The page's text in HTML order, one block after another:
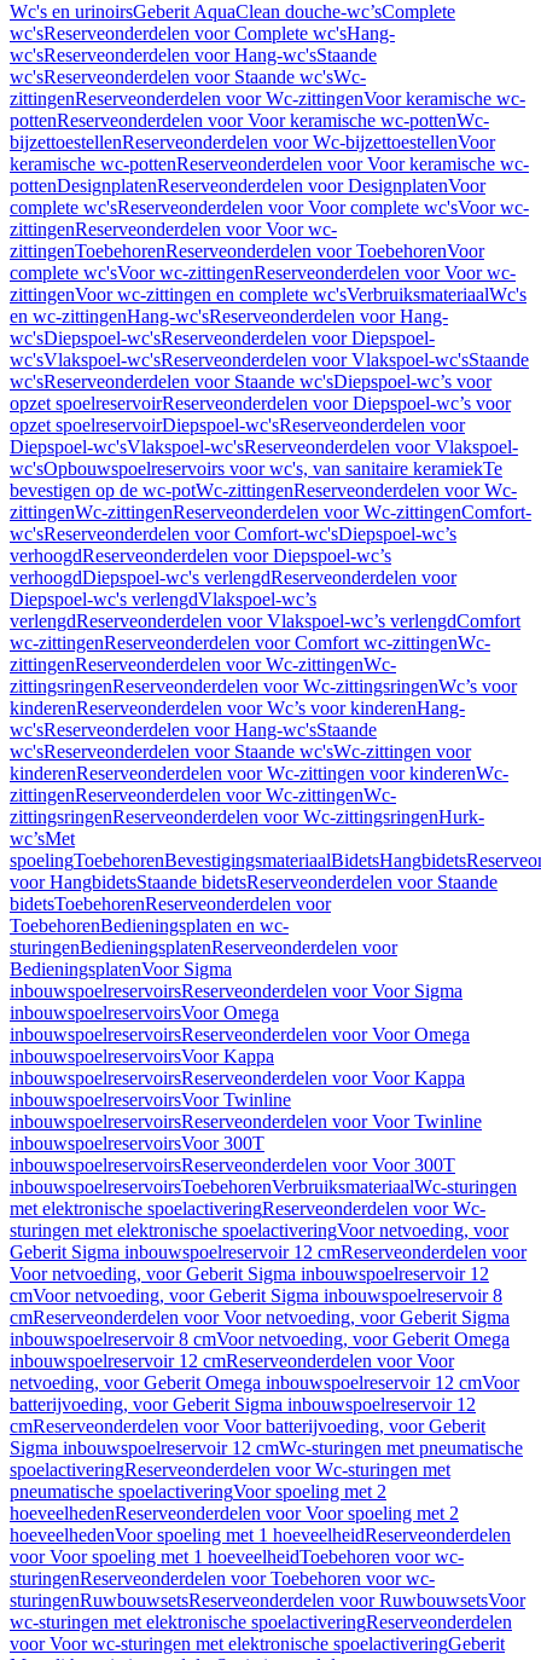
Wc's en urinoirsGeberit AquaClean douche-wc’sComplete
wc'sReserveonderdelen voor Complete wc'sHang-
wc'sReserveonderdelen voor Hang-wc'sStaande
wc'sReserveonderdelen voor Staande wc'sWc-
zittingenReserveonderdelen voor Wc-zittingenVoor keramische wc-
pottenReserveonderdelen voor Voor keramische wc-pottenWc-
bijzettoestellenReserveonderdelen voor Wc-bijzettoestellenVoor
keramische wc-pottenReserveonderdelen voor Voor keramische wc-
pottenDesignplatenReserveonderdelen voor DesignplatenVoor
complete wc'sReserveonderdelen voor Voor complete wc'sVoor wc-
zittingenReserveonderdelen voor Voor wc-
zittingenToebehorenReserveonderdelen voor ToebehorenVoor
complete wc'sVoor wc-zittingenReserveonderdelen voor Voor wc-
zittingenVoor wc-zittingen en complete wc'sVerbruiksmateriaalWc's
en wc-zittingenHang-wc'sReserveonderdelen voor Hang-
wc'sDiepspoel-wc'sReserveonderdelen voor Diepspoel-
wc'sVlakspoel-wc'sReserveonderdelen voor Vlakspoel-wc'sStaande
wc'sReserveonderdelen voor Staande wc'sDiepspoel-wc’s voor
opzet spoelreservoirReserveonderdelen voor Diepspoel-wc’s voor
opzet spoelreservoirDiepspoel-wc'sReserveonderdelen voor
Diepspoel-wc'sVlakspoel-wc'sReserveonderdelen voor Vlakspoel-
wc'sOpbouwspoelreservoirs voor wc's, van sanitaire keramiekTe
bevestigen op de wc-potWc-zittingenReserveonderdelen voor Wc-
zittingenWc-zittingenReserveonderdelen voor Wc-zittingenComfort-
wc'sReserveonderdelen voor Comfort-wc'sDiepspoel-wc’s
verhoogdReserveonderdelen voor Diepspoel-wc’s
verhoogdDiepspoel-wc's verlengdReserveonderdelen voor
Diepspoel-wc's verlengdVlakspoel-wc’s
verlengdReserveonderdelen voor Vlakspoel-wc’s verlengdComfort
wc-zittingenReserveonderdelen voor Comfort wc-zittingenWc-
zittingenReserveonderdelen voor Wc-zittingenWc-
zittingsringenReserveonderdelen voor Wc-zittingsringenWc’s voor
kinderenReserveonderdelen voor Wc’s voor kinderenHang-
wc'sReserveonderdelen voor Hang-wc'sStaande
wc'sReserveonderdelen voor Staande wc'sWc-zittingen voor
kinderenReserveonderdelen voor Wc-zittingen voor kinderenWc-
zittingenReserveonderdelen voor Wc-zittingenWc-
zittingsringenReserveonderdelen voor Wc-zittingsringenHurk-
wc’sMet
spoelingToebehorenBevestigingsmateriaalBidetsHangbidets
voor HangbidetsStaande bidetsReserveonderdelen voor Staande
bidetsToebehorenReserveonderdelen voor
ToebehorenBedieningsplaten en wc-
sturingenBedieningsplatenReserveonderdelen voor
BedieningsplatenVoor Sigma
inbouwspoelreservoirsReserveonderdelen voor Voor Sigma
inbouwspoelreservoirsVoor Omega
inbouwspoelreservoirsReserveonderdelen voor Voor Omega
inbouwspoelreservoirsVoor Kappa
inbouwspoelreservoirsReserveonderdelen voor Voor Kappa
inbouwspoelreservoirsVoor Twinline
inbouwspoelreservoirsReserveonderdelen voor Voor Twinline
inbouwspoelreservoirsVoor 300T
inbouwspoelreservoirsReserveonderdelen voor Voor 300T
inbouwspoelreservoirsToebehorenVerbruiksmateriaalWc-sturingen
met elektronische spoelactiveringReserveonderdelen voor Wc-
sturingen met elektronische spoelactiveringVoor netvoeding, voor
Geberit Sigma inbouwspoelreservoir 12 cmReserveonderdelen voor
Voor netvoeding, voor Geberit Sigma inbouwspoelreservoir 12
cmVoor netvoeding, voor Geberit Sigma inbouwspoelreservoir 8
cmReserveonderdelen voor Voor netvoeding, voor Geberit Sigma
inbouwspoelreservoir 8 cmVoor netvoeding, voor Geberit Omega
inbouwspoelreservoir 12 cmReserveonderdelen voor Voor
netvoeding, voor Geberit Omega inbouwspoelreservoir 12 cmVoor
batterijvoeding, voor Geberit Sigma inbouwspoelreservoir 12
cmReserveonderdelen voor Voor batterijvoeding, voor Geberit
Sigma inbouwspoelreservoir 12 cmWc-sturingen met pneumatische
spoelactiveringReserveonderdelen voor Wc-sturingen met
pneumatische spoelactiveringVoor spoeling met 2
hoeveelhedenReserveonderdelen voor Voor spoeling met 2
hoeveelhedenVoor spoeling met 1 hoeveelheidReserveonderdelen
voor Voor spoeling met 1 hoeveelheidToebehoren voor wc-
sturingenReserveonderdelen voor Toebehoren voor wc-
sturingenRuwbouwsetsReserveonderdelen voor RuwbouwsetsVoor
wc-sturingen met elektronische spoelactiveringReserveonderdelen
voor Voor wc-sturingen met elektronische spoelactiveringGeberit